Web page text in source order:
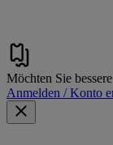
Möchten Sie
Anmelden / Konto